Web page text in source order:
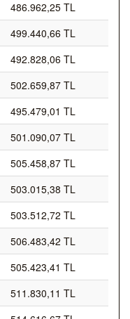
486.962,25 TL
499.440,66 TL
492.828,06 TL
502.659,87 TL
495.479,01 TL
501.090,07 TL
505.458,87 TL
503.015,38 TL
503.512,72 TL
506.483,42 TL
505.423,41 TL
511.830,11 TL